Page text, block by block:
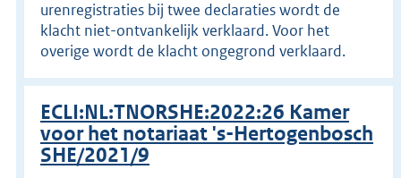
urenregistraties bij twee declaraties wordt de
klacht niet-ontvankelijk verklaard. Voor het
overige wordt de klacht ongegrond verklaard.
ECLI:NL:TNORSHE:2022:26 Kamer
voor het notariaat 's-Hertogenbosch
SHE/2021/9